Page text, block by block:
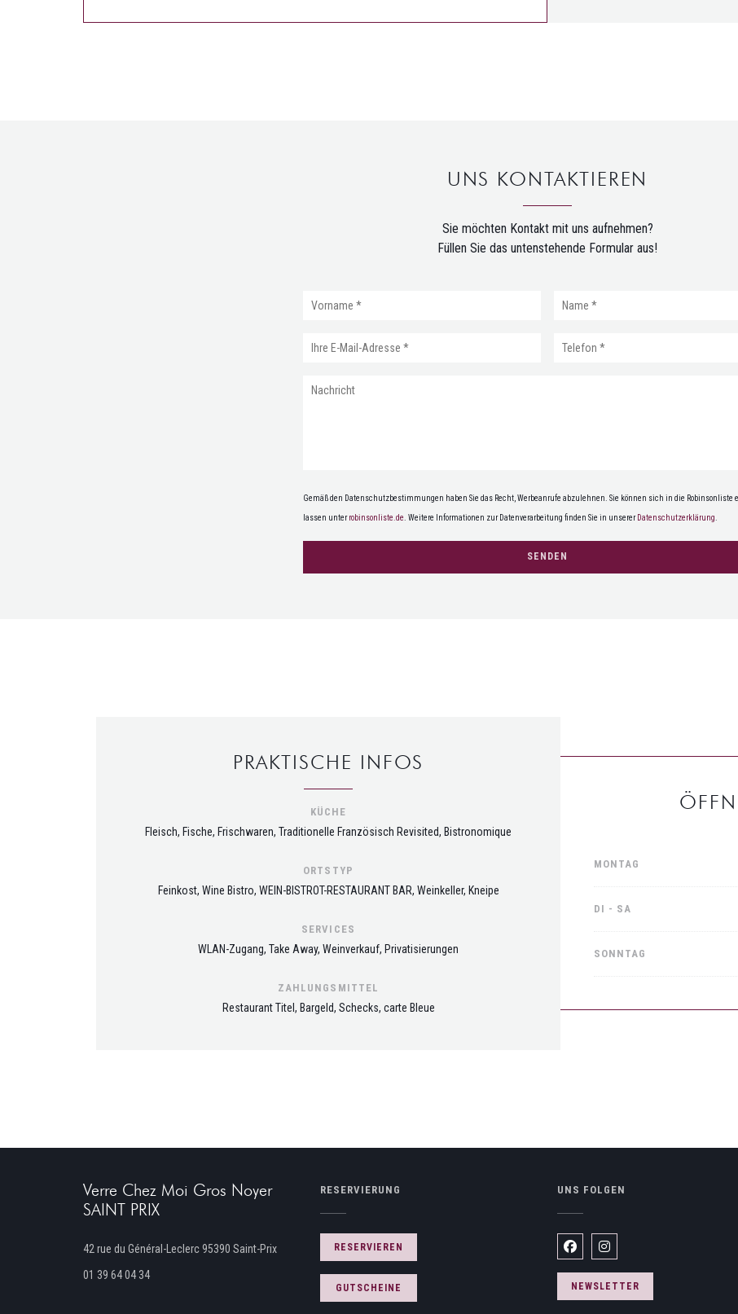
UNS KONTAKTIEREN
Sie möchten Kontakt mit uns aufnehmen?
Füllen Sie das untenstehende Formular aus!
Gemäß den Datenschutzbestimmungen haben Sie das Recht, Werbeanrufe abzulehnen. Sie können sich in die Robinsonliste
lassen unterrobinsonliste.de . Weitere Informationen zur Datenverarbeitung finden Sie in unsererDatenschutzerklärung
PRAKTISCHE INFOS
KÜCHE
Fleisch, Fische, Frischwaren, Traditionelle Französisch Revisited, Bistronomique
ORTSTYP
Feinkost, Wine Bistro, WEIN-BISTROT-RESTAURANT BAR, Weinkeller, Kneipe
SERVICES
WLAN-Zugang, Take Away, Weinverkauf, Privatisierungen
ZAHLUNGSMITTEL
Restaurant Titel, Bargeld, Schecks, carte Bleue
MONTAG
DI - SA
SONNTAG
Verre Chez Moi Gros Noyer
SAINT PRIX
42 rue du Général-Leclerc 95390 Saint-Prix((öffnet ein neues Fenster))
01 39 64 04 34
RESERVIERUNG
RESERVIEREN
GUTSCHEINE
UNS FOLGEN
Facebook ((öffnet ein neues
Instagram ((öffnet ein
NEWSLETTER